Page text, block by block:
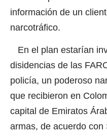
información de un
narcotráfico.
En el plan estarían
disidencias de las
policía, un poderoso
que recibieron en
capital de Emiratos
armas, de acuerdo